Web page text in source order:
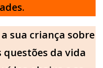
sua criança sobre
da vida